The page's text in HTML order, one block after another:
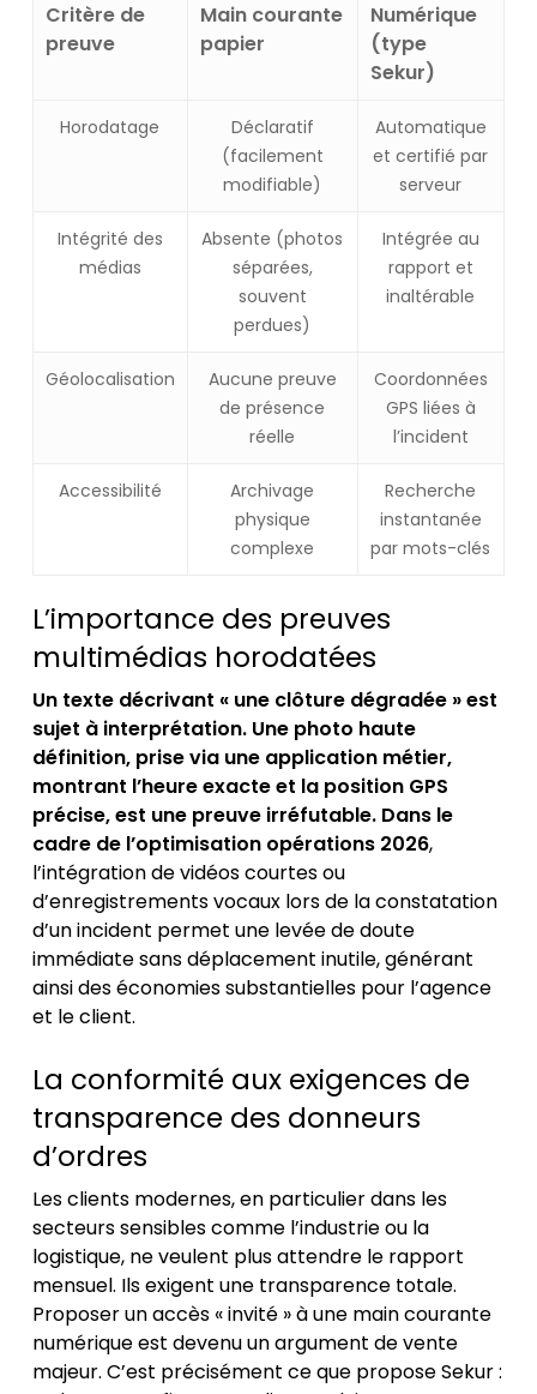
Critère de
preuve
Main courante
papier
Numérique
(type
Sekur)
Horodatage
Déclaratif
(facilement
modifiable)
Automatique
et certifié par
serveur
Intégrité des
médias
Absente (photos
séparées,
souvent
perdues)
Intégrée au
rapport et
inaltérable
Géolocalisation
Aucune preuve
de présence
réelle
Coordonnées
GPS liées à
l’incident
Accessibilité
Archivage
physique
complexe
Recherche
instantanée
par mots-clés
L’importance des preuves
multimédias horodatées
Un texte décrivant « une clôture dégradée » est
sujet à interprétation. Une photo haute
définition, prise via une application métier,
montrant l’heure exacte et la position GPS
précise, est une preuve irréfutable. Dans le
cadre de l’optimisation opérations 2026,
l’intégration de vidéos courtes ou
d’enregistrements vocaux lors de la constatation
d’un incident permet une levée de doute
immédiate sans déplacement inutile, générant
ainsi des économies substantielles pour l’agence
et le client.
La conformité aux exigences de
transparence des donneurs
d’ordres
Les clients modernes, en particulier dans les
secteurs sensibles comme l’industrie ou la
logistique, ne veulent plus attendre le rapport
mensuel. Ils exigent une transparence totale.
Proposer un accès « invité » à une main courante
numérique est devenu un argument de vente
majeur. C’est précisément ce que propose Sekur :